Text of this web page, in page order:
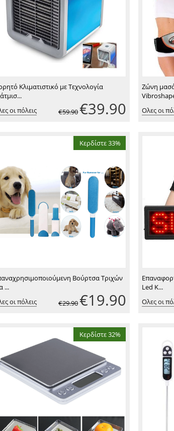
Κλιματιστικό με Τεχνολογία
οι πόλεις
€59.90 €39.90
Ζώνη
Ολες οι
Κερδίστε 33%
Βούρτσα Τριχών
...
οι πόλεις
€29.90 €19.90
Led Κ...
Ολες οι
Κερδίστε 32%